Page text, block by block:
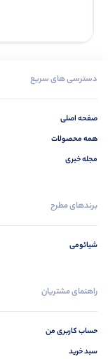
دسترسی های سریع
صفحه اصلی
همه محصولات
مجله خبری
برندهای مطرح
شیائومی
راهنمای مشتریان
حساب کاربری من
سبد خرید